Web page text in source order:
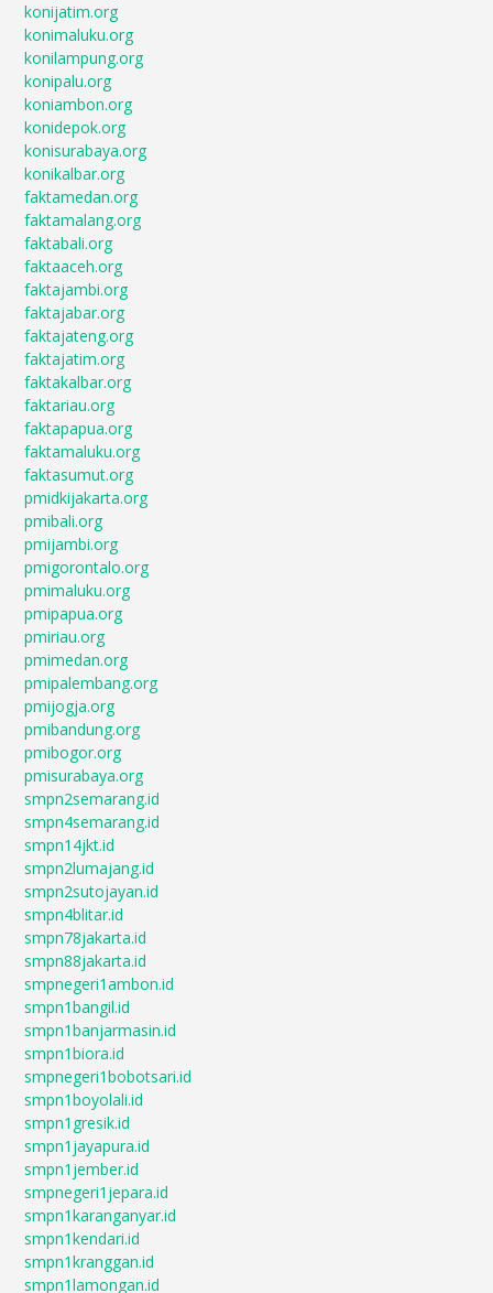
konijatim.org
konimaluku.org
konilampung.org
konipalu.org
koniambon.org
konidepok.org
konisurabaya.org
konikalbar.org
faktamedan.org
faktamalang.org
faktabali.org
faktaaceh.org
faktajambi.org
faktajabar.org
faktajateng.org
faktajatim.org
faktakalbar.org
faktariau.org
faktapapua.org
faktamaluku.org
faktasumut.org
pmidkijakarta.org
pmibali.org
pmijambi.org
pmigorontalo.org
pmimaluku.org
pmipapua.org
pmiriau.org
pmimedan.org
pmipalembang.org
pmijogja.org
pmibandung.org
pmibogor.org
pmisurabaya.org
smpn2semarang.id
smpn4semarang.id
smpn14jkt.id
smpn2lumajang.id
smpn2sutojayan.id
smpn4blitar.id
smpn78jakarta.id
smpn88jakarta.id
smpnegeri1ambon.id
smpn1bangil.id
smpn1banjarmasin.id
smpn1biora.id
smpnegeri1bobotsari.id
smpn1boyolali.id
smpn1gresik.id
smpn1jayapura.id
smpn1jember.id
smpnegeri1jepara.id
smpn1karanganyar.id
smpn1kendari.id
smpn1kranggan.id
smpn1lamongan.id